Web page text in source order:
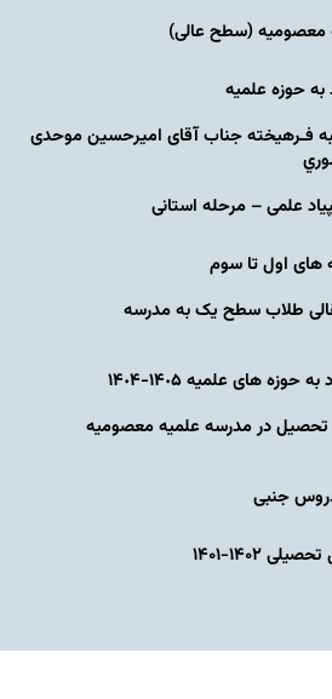
معصومیه‌ (سطح عالی)
حوزه علمیه
فـرهیخته جناب آقای امیرحسین موحدی
علمی – مرحله استانی
های اول تا سوم
طلاب سطح یک به مدرسه
های علمیه ١۴٠۵-١۴٠۴
تحصیل در مدرسه علمیه معصومیه
دروس جنبی
۱۴۰۲-۱۴۰۱